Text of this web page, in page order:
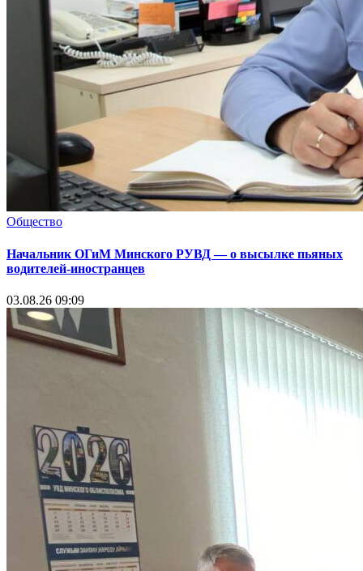
Общество
Начальник ОГиМ Минского РУВД — о высылке пьяных
водителей-иностранцев
03.08.26 09:09